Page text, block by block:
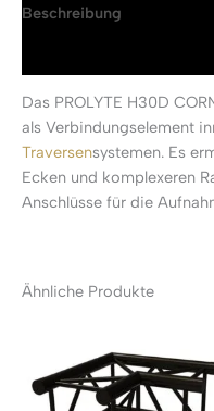
Beschreibung
Das PROLYTE H30D
als Verbindungselement
Traversensystemen. Es
Ecken und komplexeren
Anschlüsse für die
Ähnliche Produkte